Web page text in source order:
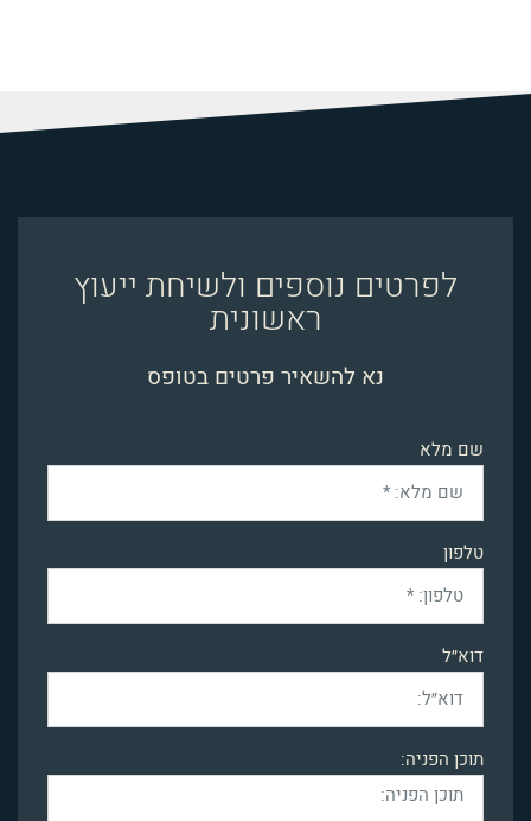
לפרטים נוספים ולשיחת ייעוץ
ראשונית
נא להשאיר פרטים בטופס
שם מלא
טלפון
דוא״ל
תוכן הפניה: